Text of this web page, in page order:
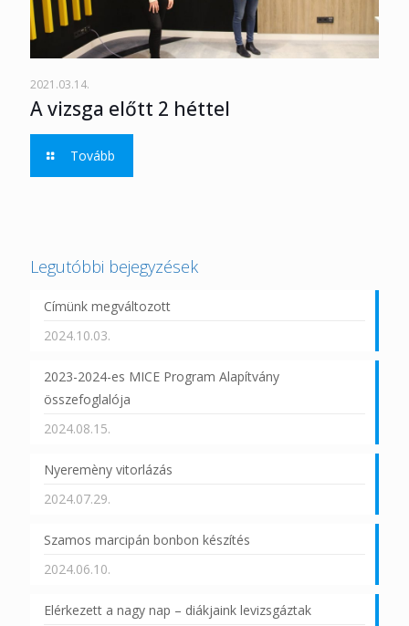
2021.03.14.
A vizsga előtt 2 héttel
Tovább
Legutóbbi bejegyzések
Címünk megváltozott
2024.10.03.
2023-2024-es MICE Program Alapítvány
összefoglalója
2024.08.15.
Nyeremèny vitorlázás
2024.07.29.
Szamos marcipán bonbon készítés
2024.06.10.
Elérkezett a nagy nap – diákjaink levizsgáztak